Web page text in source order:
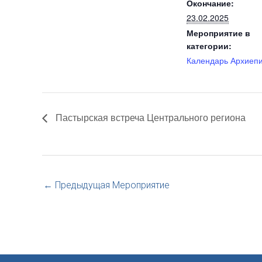
Окончание:
23.02.2025
Мероприятие в
категории:
Календарь
Пастырская встреча Центрального региона
← Предыдущая Мероприятие